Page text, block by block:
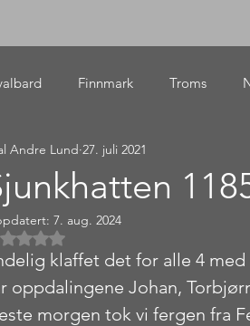
Finnmark Troms
Østlandet
Andre Lund 27. juli 2021
7. aug. 2024
Gitt NaN av 5 stjerner.
klaffet det for alle 4
oppdalingene Johan,
morgen tok vi fergen fra